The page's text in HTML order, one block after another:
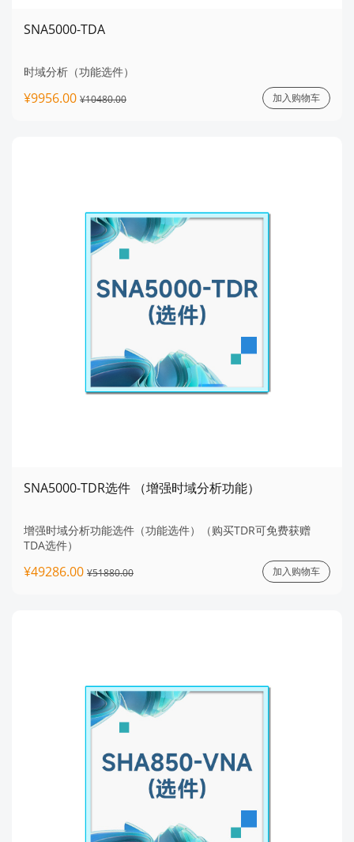
SNA5000-TDA
时域分析（功能选件）
¥9956.00 ¥10480.00 加入购物车
SNA5000-TDR选件 （增强时域分析功能）
增强时域分析功能选件（功能选件）（购买TDR可免费获赠
TDA选件）
¥49286.00 ¥51880.00 加入购物车